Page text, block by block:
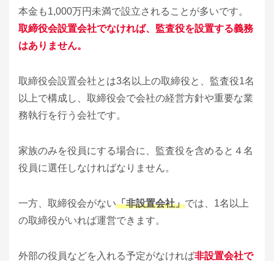
本金も1,000万円未満で設立されることが多いです。
取締役会設置会社でなければ、監査役を設置する義務
はありません。
取締役会設置会社とは3名以上の取締役と、監査役1名
以上で構成し、取締役会で会社の経営方針や重要な業
務執行を行う会社です。
家族のみを役員にする場合に、監査役を含めると４名
役員に選任しなければなりません。
一方、取締役会がない「非設置会社」では、1名以上
の取締役がいれば運営できます。
外部の役員などを入れる予定がなければ非設置会社で